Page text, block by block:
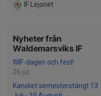
IF Lejonet
Nyheter från
Waldemarsviks IF
WIF-dagen och fest!
26 jul
Kansliet semesterstängt 13